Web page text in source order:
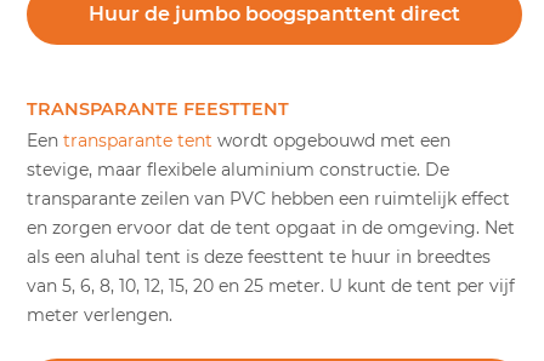
Huur de jumbo boogspanttent direct
TRANSPARANTE FEESTTENT
Eentransparante tent wordt opgebouwd met een
stevige, maar flexibele aluminium constructie. De
transparante zeilen van PVC hebben een ruimtelijk effect
en zorgen ervoor dat de tent opgaat in de omgeving. Net
als een aluhal tent is deze feesttent te huur in breedtes
van 5, 6, 8, 10, 12, 15, 20 en 25 meter. U kunt de tent per vijf
meter verlengen.